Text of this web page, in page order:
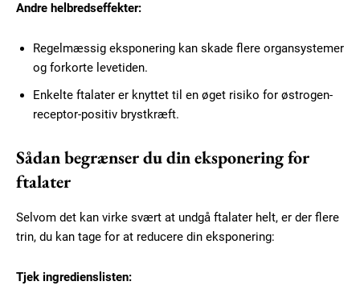
Andre helbredseffekter:
Regelmæssig eksponering kan skade flere organsystemer
og forkorte levetiden.
Enkelte ftalater er knyttet til en øget risiko for østrogen-
receptor-positiv brystkræft.
Sådan begrænser du din eksponering for
ftalater
Selvom det kan virke svært at undgå ftalater helt, er der flere
trin, du kan tage for at reducere din eksponering:
Tjek ingredienslisten: